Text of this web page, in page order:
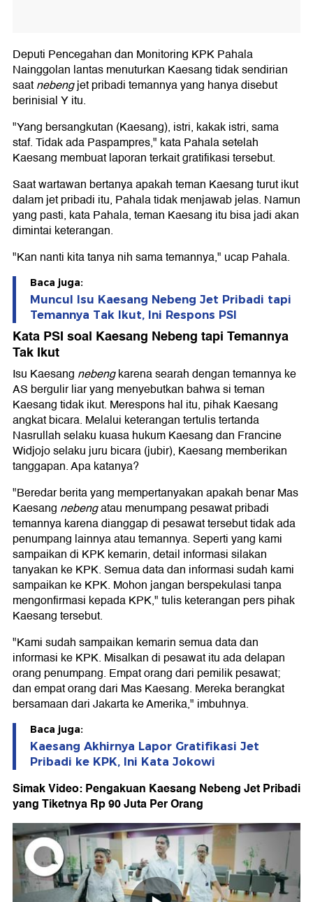
Deputi Pencegahan dan Monitoring KPK Pahala
Nainggolan lantas menuturkan Kaesang tidak sendirian
saatnebengjet pribadi temannya yang hanya disebut
berinisial Y itu.
"Yang bersangkutan (Kaesang), istri, kakak istri, sama
staf. Tidak ada Paspampres," kata Pahala setelah
Kaesang membuat laporan terkait gratifikasi tersebut.
Saat wartawan bertanya apakah teman Kaesang turut ikut
dalam jet pribadi itu, Pahala tidak menjawab jelas. Namun
yang pasti, kata Pahala, teman Kaesang itu bisa jadi akan
dimintai keterangan.
"Kan nanti kita tanya nih sama temannya," ucap Pahala.
Baca juga:
Muncul Isu Kaesang Nebeng Jet Pribadi tapi
Temannya Tak Ikut, Ini Respons PSI
Kata PSI soal Kaesang Nebeng tapi Temannya
Tak Ikut
Isu Kaesang nebengkarena searah dengan temannya ke
AS bergulir liar yang menyebutkan bahwa si teman
Kaesang tidak ikut. Merespons hal itu, pihak Kaesang
angkat bicara. Melalui keterangan tertulis tertanda
Nasrullah selaku kuasa hukum Kaesang dan Francine
Widjojo selaku juru bicara (jubir), Kaesang memberikan
tanggapan. Apa katanya?
"Beredar berita yang mempertanyakan apakah benar Mas
Kaesang nebengatau menumpang pesawat pribadi
temannya karena dianggap di pesawat tersebut tidak ada
penumpang lainnya atau temannya. Seperti yang kami
sampaikan di KPK kemarin, detail informasi silakan
tanyakan ke KPK. Semua data dan informasi sudah kami
sampaikan ke KPK. Mohon jangan berspekulasi tanpa
mengonfirmasi kepada KPK," tulis keterangan pers pihak
Kaesang tersebut.
"Kami sudah sampaikan kemarin semua data dan
informasi ke KPK. Misalkan di pesawat itu ada delapan
orang penumpang. Empat orang dari pemilik pesawat;
dan empat orang dari Mas Kaesang. Mereka berangkat
bersamaan dari Jakarta ke Amerika," imbuhnya.
Baca juga:
Kaesang Akhirnya Lapor Gratifikasi Jet
Pribadi ke KPK, Ini Kata Jokowi
Simak Video: Pengakuan Kaesang Nebeng Jet Pribadi
yang Tiketnya Rp 90 Juta Per Orang